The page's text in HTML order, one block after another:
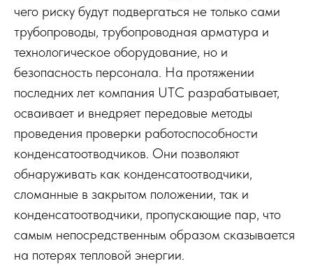
чего риску будут подвергаться не только сами
трубопроводы, трубопроводная арматура и
технологическое оборудование, но и
безопасность персонала. На протяжении
последних лет компания UTC разрабатывает,
осваивает и внедряет передовые методы
проведения проверки работоспособности
конденсатоотводчиков. Они позволяют
обнаруживать как конденсатоотводчики,
сломанные в закрытом положении, так и
конденсатоотводчики, пропускающие пар, что
самым непосредственным образом сказывается
на потерях тепловой энергии.